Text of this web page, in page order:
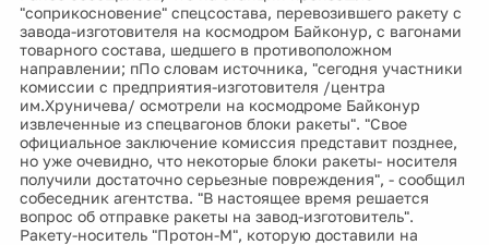
"соприкосновение" спецсостава, перевозившего ракету с
завода-изготовителя на космодром Байконур, с вагонами
товарного состава, шедшего в противоположном
направлении; пПо словам источника, "сегодня участники
комиссии с предприятия-изготовителя /центра
им.Хруничева/ осмотрели на космодроме Байконур
извлеченные из спецвагонов блоки ракеты". "Свое
официальное заключение комиссия представит позднее,
но уже очевидно, что некоторые блоки ракеты- носителя
получили достаточно серьезные повреждения", - сообщил
собеседник агентства. "В настоящее время решается
вопрос об отправке ракеты на завод-изготовитель".
Ракету-носитель "Протон-М", которую доставили на